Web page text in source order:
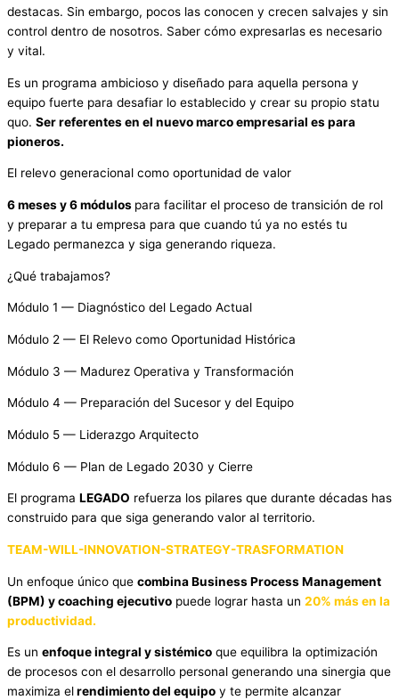
destacas. Sin embargo, pocos las conocen y crecen salvajes y sin
control dentro de nosotros. Saber cómo expresarlas es necesario
y vital.
Es un programa ambicioso y diseñado para aquella persona y
equipo fuerte para desafiar lo establecido y crear su propio statu
quo. Ser referentes en el nuevo marco empresarial es para
pioneros.
El relevo generacional como oportunidad de valor
6 meses y 6 módulos para facilitar el proceso de transición de rol
y preparar a tu empresa para que cuando tú ya no estés tu
Legado permanezca y siga generando riqueza.
¿Qué trabajamos?
Módulo 1 — Diagnóstico del Legado Actual
Módulo 2 — El Relevo como Oportunidad Histórica
Módulo 3 — Madurez Operativa y Transformación
Módulo 4 — Preparación del Sucesor y del Equipo
Módulo 5 — Liderazgo Arquitecto
Módulo 6 — Plan de Legado 2030 y Cierre
El programa LEGADO refuerza los pilares que durante décadas has
construido para que siga generando valor al territorio.
TEAM-WILL-INNOVATION-STRATEGY-TRASFORMATION
Un enfoque único que combina Business Process Management
(BPM) y coaching ejecutivo puede lograr hasta un 20% más en la
productividad.
Es un enfoque integral y sistémico que equilibra la optimización
de procesos con el desarrollo personal generando una sinergia que
maximiza elrendimiento del equipo y te permite alcanzar